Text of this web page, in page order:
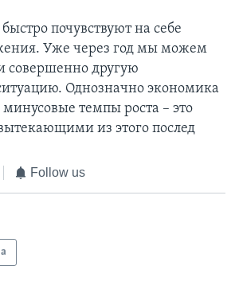
почувствуют на себе
Уже через год мы можем
совершенно другую
Однозначно экономика
минусовые темпы роста – это
из этого послед
Follow us